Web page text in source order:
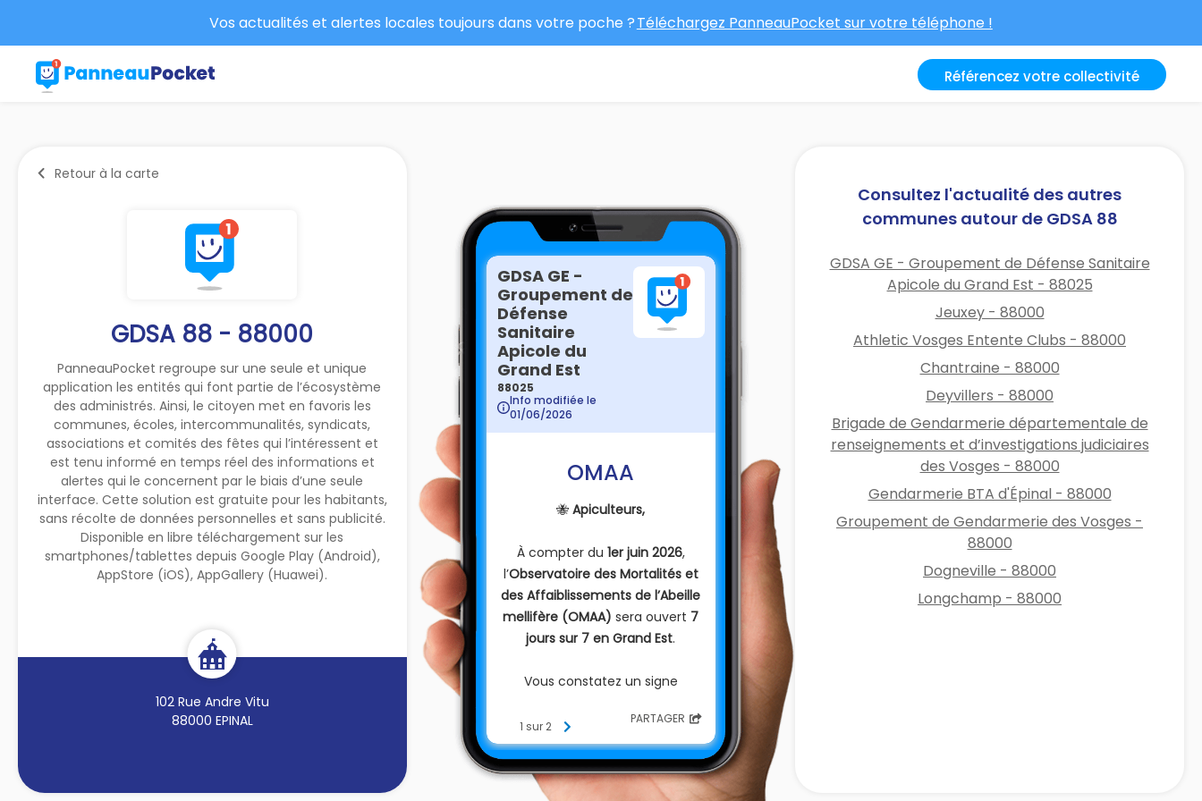
Vos actualités et alertes locales toujours dans votre poche ?Téléchargez PanneauPocket sur votre téléphone !
Référencez votre collectivité
Retour à la carte
GDSA 88 - 88000
PanneauPocket regroupe sur une seule et unique
application les entités qui font partie de l’écosystème
des administrés. Ainsi, le citoyen met en favoris les
communes, écoles, intercommunalités, syndicats,
associations et comités des fêtes qui l’intéressent et
est tenu informé en temps réel des informations et
alertes qui le concernent par le biais d’une seule
interface. Cette solution est gratuite pour les habitants,
sans récolte de données personnelles et sans publicité.
Disponible en libre téléchargement sur les
smartphones/tablettes depuis Google Play (Android),
AppStore (iOS), AppGallery (Huawei).
102 Rue Andre Vitu
88000 EPINAL
GDSA GE -
Groupement de
Défense
Sanitaire
Apicole du
Grand Est
88025
Info modifiée le
01/06/2026
OMAA
🐝Apiculteurs,
À compter du 1er juin 2026,
l’Observatoire des Mortalités et
des Affaiblissements de l’Abeille
mellifère (OMAA) sera ouvert 7
jours sur 7 en Grand Est.
Vous constatez un signe
Mortalité, affaiblissement,
comportement anormal,
suspicion sanitaire…
1 sur 2 PARTAGER
Consultez l'actualité des autres
communes autour de GDSA 88
GDSA GE - Groupement de Défense Sanitaire
Apicole du Grand Est - 88025
Jeuxey - 88000
Athletic Vosges Entente Clubs - 88000
Chantraine - 88000
Deyvillers - 88000
Brigade de Gendarmerie départementale de
renseignements et d’investigations judiciaires
des Vosges - 88000
Gendarmerie BTA d'Épinal - 88000
Groupement de Gendarmerie des Vosges -
88000
Dogneville - 88000
Longchamp - 88000